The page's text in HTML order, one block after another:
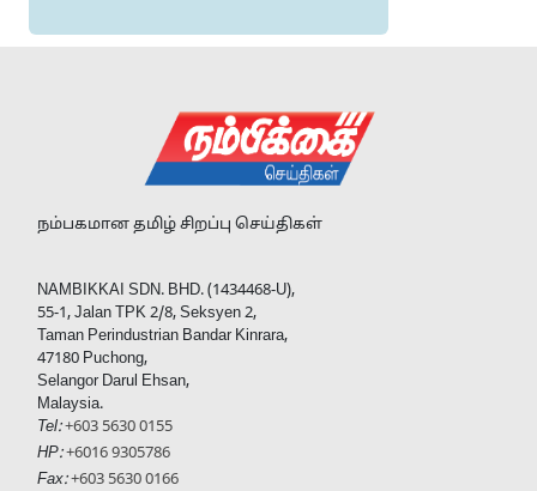
நம்பகமான தமிழ் சிறப்பு செய்திகள்
NAMBIKKAI SDN. BHD. (1434468-U),
55-1, Jalan TPK 2/8, Seksyen 2,
Taman Perindustrian Bandar Kinrara,
47180 Puchong,
Selangor Darul Ehsan,
Malaysia.
Tel:+603 5630 0155
HP:+6016 9305786
Fax: +603 5630 0166